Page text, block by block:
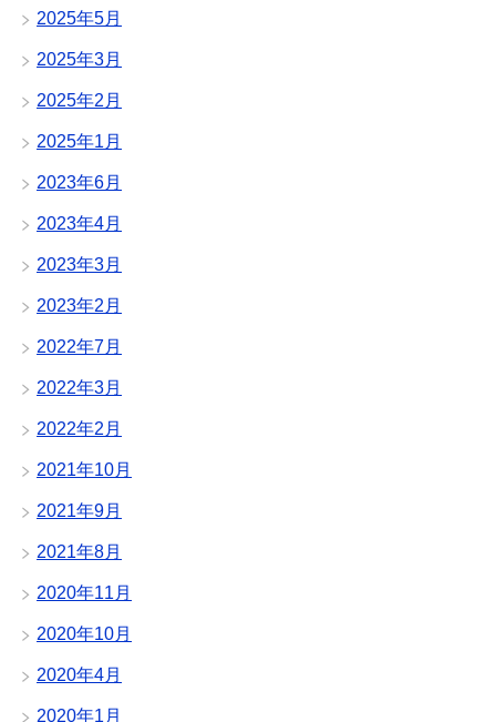
2025年5月
2025年3月
2025年2月
2025年1月
2023年6月
2023年4月
2023年3月
2023年2月
2022年7月
2022年3月
2022年2月
2021年10月
2021年9月
2021年8月
2020年11月
2020年10月
2020年4月
2020年1月